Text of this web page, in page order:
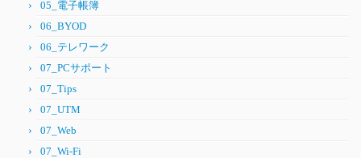
05_電子帳簿
06_BYOD
06_テレワーク
07_PCサポート
07_Tips
07_UTM
07_Web
07_Wi-Fi